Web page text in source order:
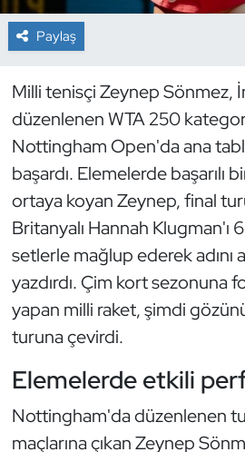
Paylaş
Milli tenisçi Zeynep Sönmez,
düzenlenen WTA 250
Nottingham Open'da ana
başardı. Elemelerde başarılı
ortaya koyan Zeynep, final
Britanyalı Hannah Klugman'ı
setlerle mağlup ederek adını
yazdırdı. Çim kort sezonuna
yapan milli raket, şimdi
turuna çevirdi.
Elemelerde etkili
Nottingham'da düzenlenen
maçlarına çıkan Zeynep
Dans Sporları
Dövüş Sanatı
E-Spor
Eskrim
Futbol
Futsal
Genel
Golf
Güreş